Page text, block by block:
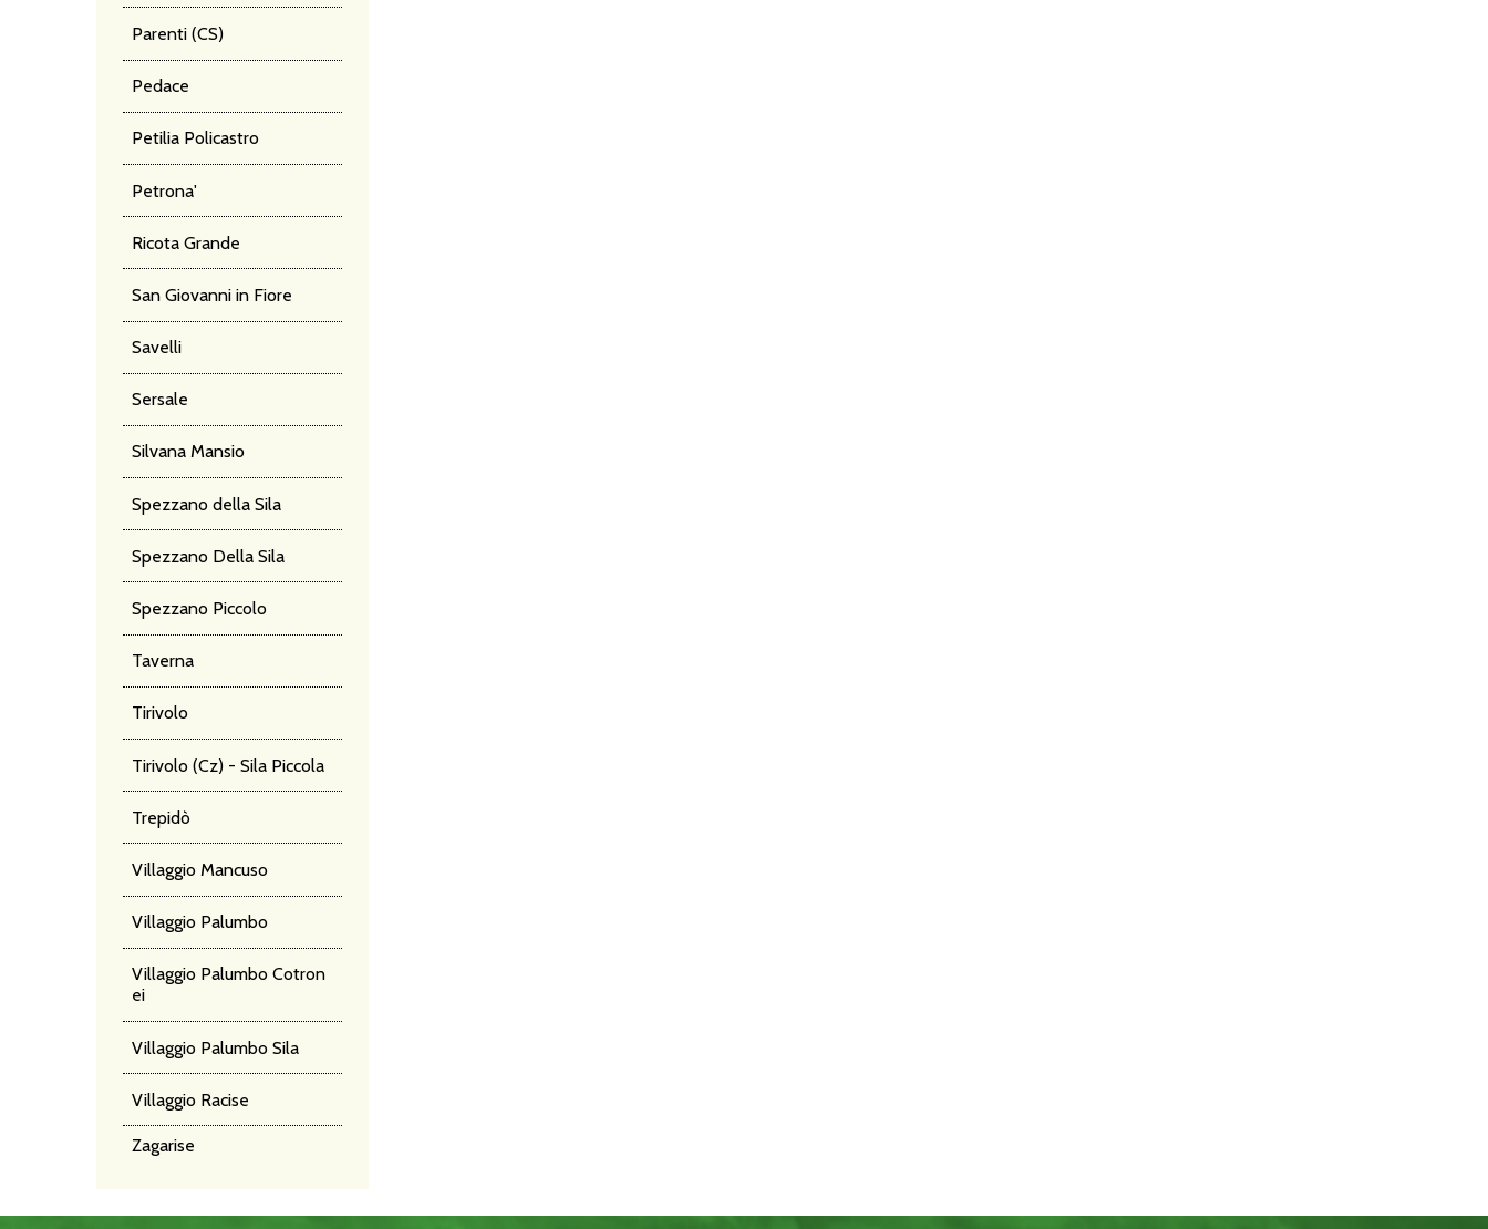
Parenti (CS)
Pedace
Petilia Policastro
Petrona'
Ricota Grande
San Giovanni in Fiore
Savelli
Sersale
Silvana Mansio
Spezzano della Sila
Spezzano Della Sila
Spezzano Piccolo
Taverna
Tirivolo
Tirivolo (Cz) - Sila Piccola
Trepidò
Villaggio Mancuso
Villaggio Palumbo
Villaggio Palumbo Cotron
ei
Villaggio Palumbo Sila
Villaggio Racise
Zagarise